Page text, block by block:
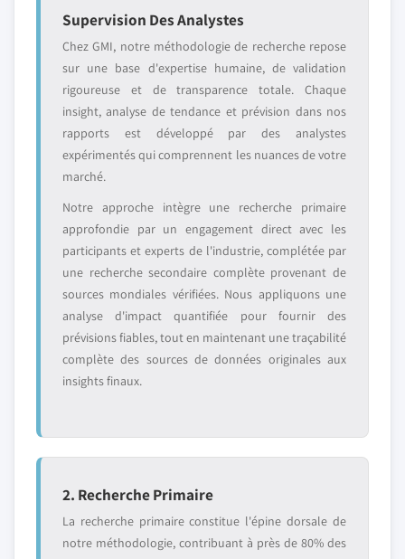
Supervision Des Analystes
Chez GMI, notre méthodologie de recherche repose
sur une base d'expertise humaine, de validation
rigoureuse et de transparence totale. Chaque
insight, analyse de tendance et prévision dans nos
rapports est développé par des analystes
expérimentés qui comprennent les nuances de votre
marché.
Notre approche intègre une recherche primaire
approfondie par un engagement direct avec les
participants et experts de l'industrie, complétée par
une recherche secondaire complète provenant de
sources mondiales vérifiées. Nous appliquons une
analyse d'impact quantifiée pour fournir des
prévisions fiables, tout en maintenant une traçabilité
complète des sources de données originales aux
insights finaux.
2. Recherche Primaire
La recherche primaire constitue l'épine dorsale de
notre méthodologie, contribuant à près de 80% des